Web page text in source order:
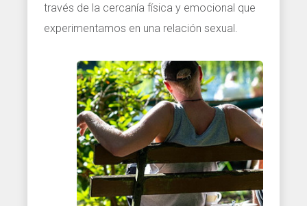
través de la cercanía física y emocional que
experimentamos en una relación sexual.